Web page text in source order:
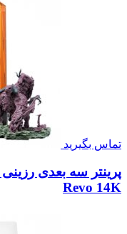
تماس بگیرید
Revo 14K